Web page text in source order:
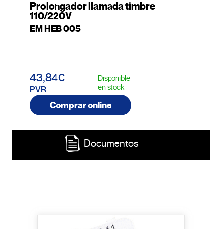
Prolongador llamada timbre
110/220V
EM HEB 005
43,84€
PVR
Disponible
en stock
Comprar online
Documentos